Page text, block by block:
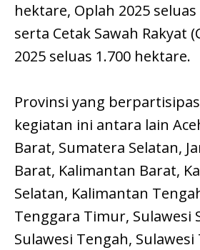
hektare, Oplah 2025
serta Cetak Sawah Rakyat
2025 seluas 1.700 hektare.
Provinsi yang
kegiatan ini antara lain
Barat, Sumatera Selatan,
Barat, Kalimantan Barat,
Selatan, Kalimantan
Tenggara Timur, Sulawesi
Sulawesi Tengah,